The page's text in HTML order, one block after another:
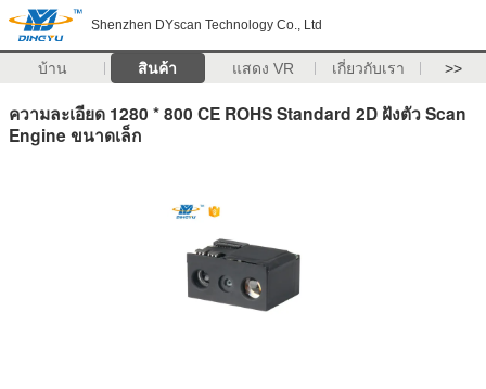
Shenzhen DYscan Technology Co., Ltd
บ้าน สินค้า แสดง VR เกี่ยวกับเรา >>
ความละเอียด 1280 * 800 CE ROHS Standard 2D ฝังตัว Scan
Engine ขนาดเล็ก